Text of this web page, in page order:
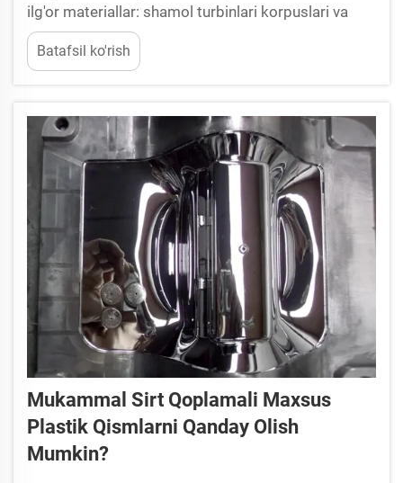
ilg'or materiallar: shamol turbinlari korpuslari va
quyosh modullari uchun biologik asosdagi va qayta
ishlangan polimerlar. Biologik asosdagi polimerlar
va qayta ishlangan rezinlarga o'tish, biz korpuslarni
Batafsil ko'rish
Mukammal Sirt Qoplamali Maxsus
Plastik Qismlarni Qanday Olish
Mumkin?